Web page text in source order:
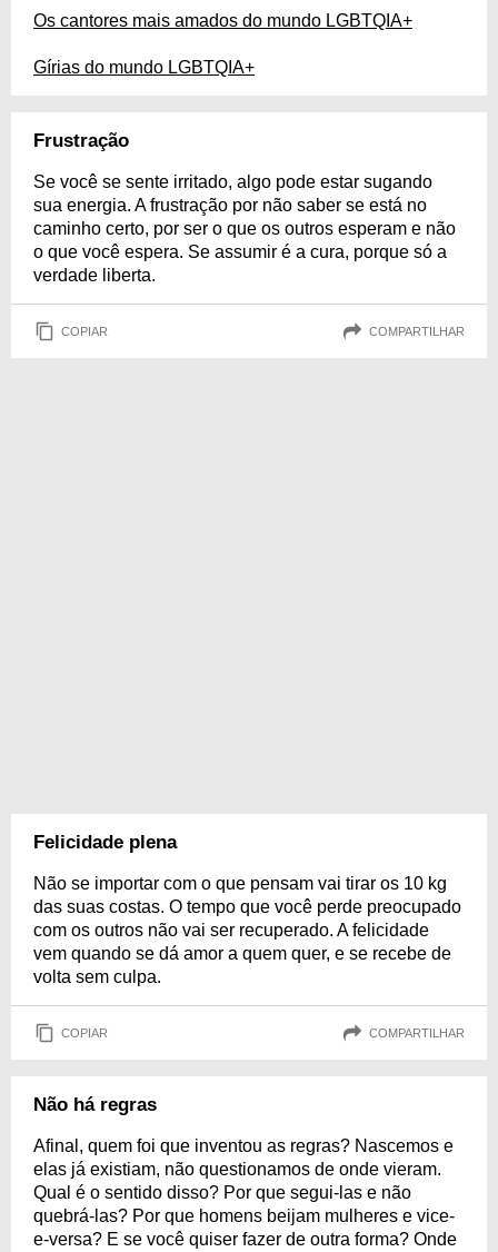
Os cantores mais amados do mundo LGBTQIA+
Gírias do mundo LGBTQIA+
Frustração
Se você se sente irritado, algo pode estar sugando
sua energia. A frustração por não saber se está no
caminho certo, por ser o que os outros esperam e não
o que você espera. Se assumir é a cura, porque só a
verdade liberta.
COPIAR COMPARTILHAR
Felicidade plena
Não se importar com o que pensam vai tirar os 10 kg
das suas costas. O tempo que você perde preocupado
com os outros não vai ser recuperado. A felicidade
vem quando se dá amor a quem quer, e se recebe de
volta sem culpa.
COPIAR COMPARTILHAR
Não há regras
Afinal, quem foi que inventou as regras? Nascemos e
elas já existiam, não questionamos de onde vieram.
Qual é o sentido disso? Por que segui-las e não
quebrá-las? Por que homens beijam mulheres e vice-
e-versa? E se você quiser fazer de outra forma? Onde